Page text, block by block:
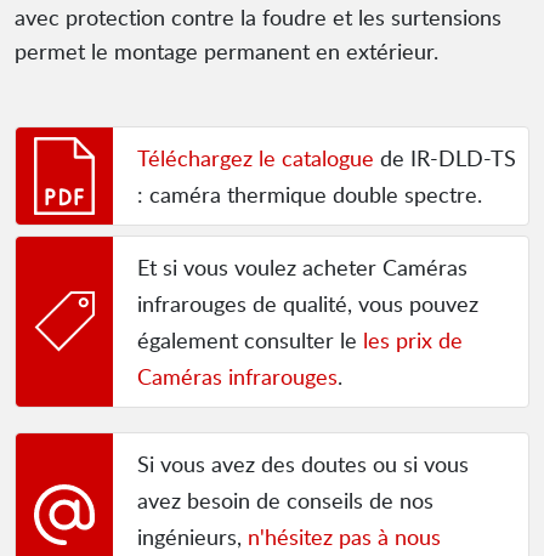
avec protection contre la foudre et les surtensions
permet le montage permanent en extérieur.
Téléchargez le catalogue de IR-DLD-TS
: caméra thermique double spectre.
Et si vous voulez acheter Caméras
infrarouges de qualité, vous pouvez
également consulter le les prix de
Caméras infrarouges.
Si vous avez des doutes ou si vous
avez besoin de conseils de nos
ingénieurs, n'hésitez pas à nous